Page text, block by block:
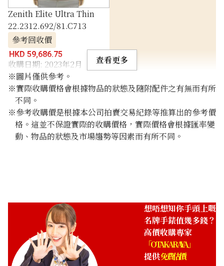
Zenith Elite Ultra Thin
22.2312.692/81.C713
參考回收價
HKD 59,686.75
收購日期: 2023年2月
查看更多
※圖片僅供參考。
※實際收購價格會根據物品的狀態及隨附配件之有無而有所
不同。
※參考收購價是根據本公司拍賣交易紀錄等推算出的參考價
格。這並不保證實際的收購價格，實際價格會根據匯率變
動、物品的狀態及市場趨勢等因素而有所不同。
想唔想知你手頭上嘅
名牌手錶值幾多錢？
高價收購專家
「OTAKARAYA」
提供免費估價